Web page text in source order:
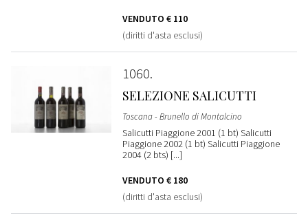
VENDUTO € 110
(diritti d'asta esclusi)
1060
SELEZIONE SALICUTTI
Toscana - Brunello di Montalcino
Salicutti Piaggione 2001 (1 bt) Salicutti
Piaggione 2002 (1 bt) Salicutti Piaggione
2004 (2 bts) [...]
VENDUTO € 180
(diritti d'asta esclusi)